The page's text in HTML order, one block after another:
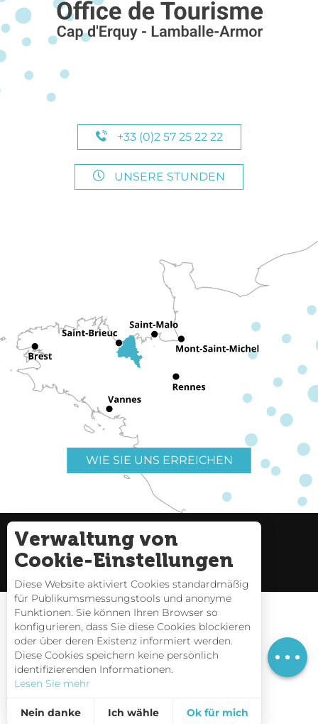
Preise
+33 (0)2 57 25 22 22
UNSERE STUNDEN
WIE SIE UNS ERREICHEN
Nützliche Links
Seitenverzeichnis
Gezeitentafeln
Webcams
Verwaltung von
Cookie-Einstellungen
Diese Website aktiviert Cookies standardmäßig
für Publikumsmessungstools und anonyme
Funktionen. Sie können Ihren Browser so
konfigurieren, dass Sie diese Cookies blockieren
oder über deren Existenz informiert werden.
Diese Cookies speichern keine persönlich
identifizierenden Informationen.
Lesen Sie mehr
Nein danke Ich wähle Ok für mich